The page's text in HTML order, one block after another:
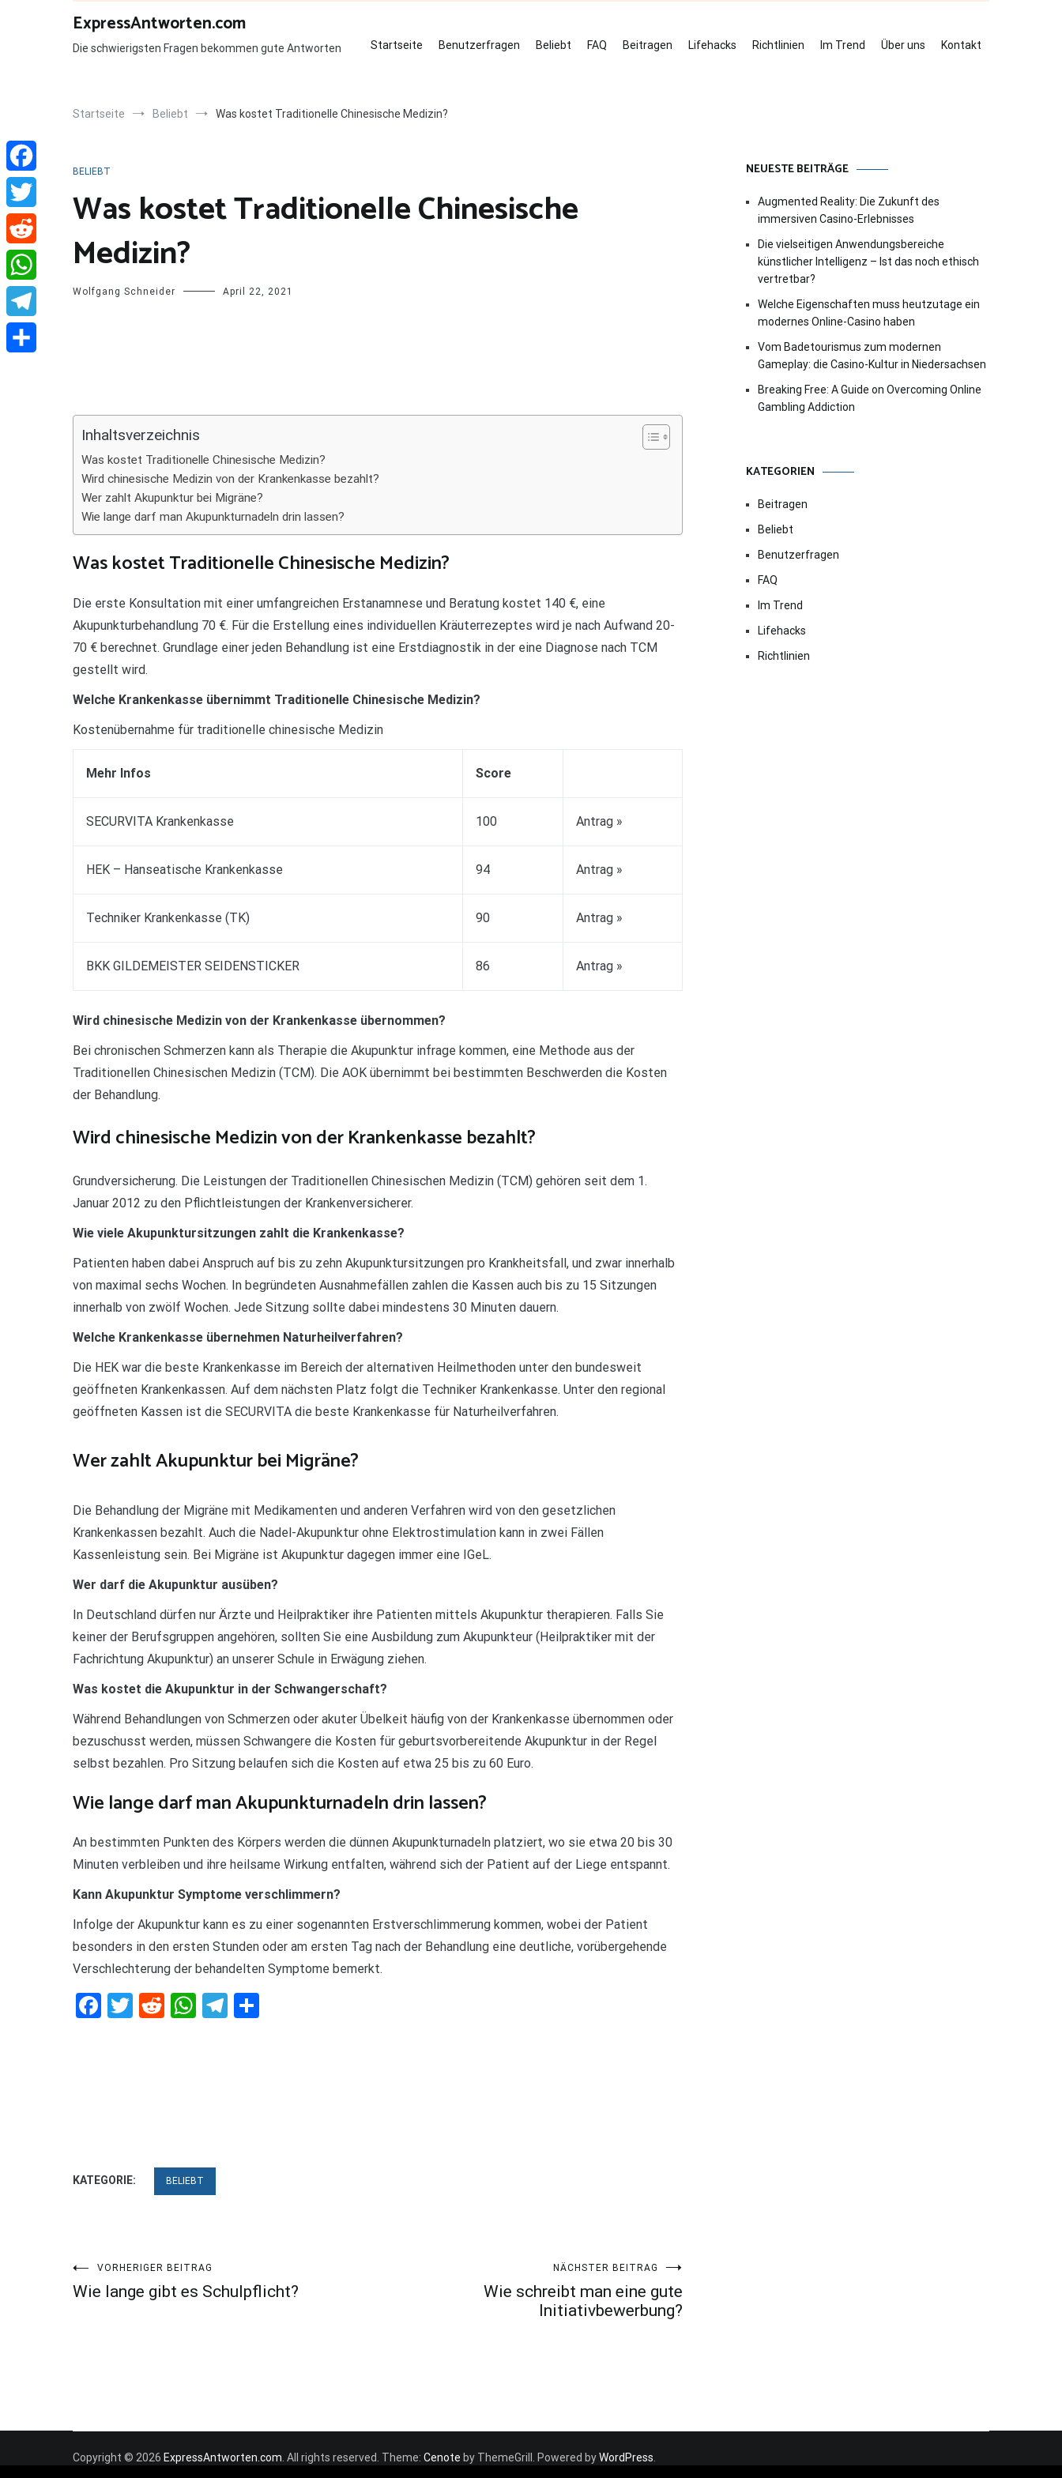
ExpressAntworten.com
Die schwierigsten Fragen bekommen gute Antworten Startseite Benutzerfragen Beliebt FAQ Beitragen Lifehacks Richtlinien Im Trend Über uns Kontakt
Startseite Beliebt Was kostet Traditionelle Chinesische Medizin?
BELIEBT
Was kostet Traditionelle Chinesische
Medizin?
Wolfgang Schneider April 22, 2021
Inhaltsverzeichnis
Was kostet Traditionelle Chinesische Medizin?
Wird chinesische Medizin von der Krankenkasse bezahlt?
Wer zahlt Akupunktur bei Migräne?
Wie lange darf man Akupunkturnadeln drin lassen?
Was kostet Traditionelle Chinesische Medizin?
Die erste Konsultation mit einer umfangreichen Erstanamnese und Beratung kostet 140 €, eine
Akupunkturbehandlung 70 €. Für die Erstellung eines individuellen Kräuterrezeptes wird je nach Aufwand 20-
70 € berechnet. Grundlage einer jeden Behandlung ist eine Erstdiagnostik in der eine Diagnose nach TCM
gestellt wird.
Welche Krankenkasse übernimmt Traditionelle Chinesische Medizin?
Kostenübernahme für traditionelle chinesische Medizin
Mehr Infos Score
SECURVITA Krankenkasse 100 Antrag »
HEK – Hanseatische Krankenkasse 94 Antrag »
Techniker Krankenkasse (TK) 90 Antrag »
BKK GILDEMEISTER SEIDENSTICKER 86 Antrag »
Wird chinesische Medizin von der Krankenkasse übernommen?
Bei chronischen Schmerzen kann als Therapie die Akupunktur infrage kommen, eine Methode aus der
Traditionellen Chinesischen Medizin (TCM). Die AOK übernimmt bei bestimmten Beschwerden die Kosten
der Behandlung.
Wird chinesische Medizin von der Krankenkasse bezahlt?
Grundversicherung. Die Leistungen der Traditionellen Chinesischen Medizin (TCM) gehören seit dem 1.
Januar 2012 zu den Pflichtleistungen der Krankenversicherer.
Wie viele Akupunktursitzungen zahlt die Krankenkasse?
Patienten haben dabei Anspruch auf bis zu zehn Akupunktursitzungen pro Krankheitsfall, und zwar innerhalb
von maximal sechs Wochen. In begründeten Ausnahmefällen zahlen die Kassen auch bis zu 15 Sitzungen
innerhalb von zwölf Wochen. Jede Sitzung sollte dabei mindestens 30 Minuten dauern.
Welche Krankenkasse übernehmen Naturheilverfahren?
Die HEK war die beste Krankenkasse im Bereich der alternativen Heilmethoden unter den bundesweit
geöffneten Krankenkassen. Auf dem nächsten Platz folgt die Techniker Krankenkasse. Unter den regional
geöffneten Kassen ist die SECURVITA die beste Krankenkasse für Naturheilverfahren.
Wer zahlt Akupunktur bei Migräne?
Die Behandlung der Migräne mit Medikamenten und anderen Verfahren wird von den gesetzlichen
Krankenkassen bezahlt. Auch die Nadel-Akupunktur ohne Elektrostimulation kann in zwei Fällen
Kassenleistung sein. Bei Migräne ist Akupunktur dagegen immer eine IGeL.
Wer darf die Akupunktur ausüben?
In Deutschland dürfen nur Ärzte und Heilpraktiker ihre Patienten mittels Akupunktur therapieren. Falls Sie
keiner der Berufsgruppen angehören, sollten Sie eine Ausbildung zum Akupunkteur (Heilpraktiker mit der
Fachrichtung Akupunktur) an unserer Schule in Erwägung ziehen.
Was kostet die Akupunktur in der Schwangerschaft?
Während Behandlungen von Schmerzen oder akuter Übelkeit häufig von der Krankenkasse übernommen oder
bezuschusst werden, müssen Schwangere die Kosten für geburtsvorbereitende Akupunktur in der Regel
selbst bezahlen. Pro Sitzung belaufen sich die Kosten auf etwa 25 bis zu 60 Euro.
Wie lange darf man Akupunkturnadeln drin lassen?
An bestimmten Punkten des Körpers werden die dünnen Akupunkturnadeln platziert, wo sie etwa 20 bis 30
Minuten verbleiben und ihre heilsame Wirkung entfalten, während sich der Patient auf der Liege entspannt.
Kann Akupunktur Symptome verschlimmern?
Infolge der Akupunktur kann es zu einer sogenannten Erstverschlimmerung kommen, wobei der Patient
besonders in den ersten Stunden oder am ersten Tag nach der Behandlung eine deutliche, vorübergehende
Verschlechterung der behandelten Symptome bemerkt.
Facebook
Twitter
RedditWhatsApp
Telegram
KATEGORIE: BELIEBT
Beitragsnavigation
VORHERIGER BEITRAG
Wie lange gibt es Schulpflicht?
NÄCHSTER BEITRAG
Wie schreibt man eine gute
Initiativbewerbung?
NEUESTE BEITRÄGE
Augmented Reality: Die Zukunft des
immersiven Casino-Erlebnisses
Die vielseitigen Anwendungsbereiche
künstlicher Intelligenz – Ist das noch ethisch
vertretbar?
Welche Eigenschaften muss heutzutage ein
modernes Online-Casino haben
Vom Badetourismus zum modernen
Gameplay: die Casino-Kultur in Niedersachsen
Breaking Free: A Guide on Overcoming Online
Gambling Addiction
KATEGORIEN
Beitragen
Beliebt
Benutzerfragen
FAQ
Im Trend
Lifehacks
Richtlinien
Copyright © 2026 ExpressAntworten.com. All rights reserved. Theme: Cenote by ThemeGrill. Powered byWordPress.
Facebook
Twitter
Reddit
WhatsApp
Telegram